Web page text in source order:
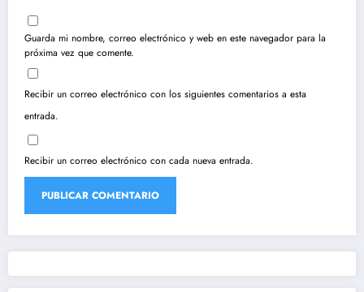
Guarda mi nombre, correo electrónico y web en este navegador para la
próxima vez que comente.
Recibir un correo electrónico con los siguientes comentarios a esta
entrada.
Recibir un correo electrónico con cada nueva entrada.